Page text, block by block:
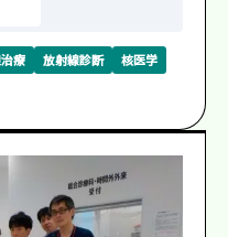
療 放射線診断
核医学